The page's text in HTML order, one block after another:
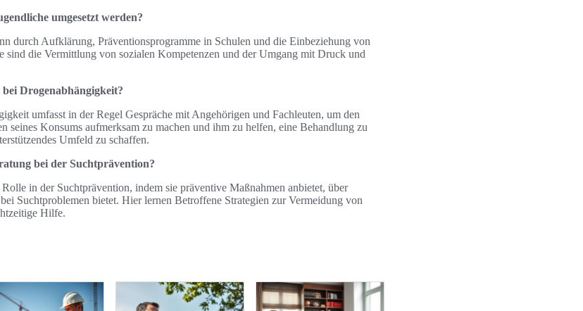
umgesetzt werden?
durch Aufklärung, Präventionsprogramme in Schulen und die Einbeziehung von
sind die Vermittlung von sozialen Kompetenzen und der Umgang mit Druck und
Drogenabhängigkeit?
umfasst in der Regel Gespräche mit Angehörigen und Fachleuten, um den
seines Konsums aufmerksam zu machen und ihm zu helfen, eine Behandlung zu
Umfeld zu schaffen.
bei der Suchtprävention?
in der Suchtprävention, indem sie präventive Maßnahmen anbietet, über
Suchtproblemen bietet. Hier lernen Betroffene Strategien zur Vermeidung von
Hilfe.